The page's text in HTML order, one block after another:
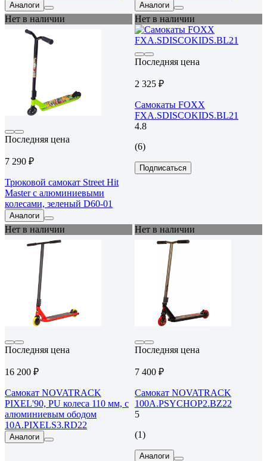
Аналоги Аналоги
Нет в наличии
Последняя цена
7 290 ₽
Трюковой самокат Street Hit
Master с алюминиевыми
колесами, зеленый D60-01
Аналоги
Нет в наличии
Последняя цена
2 325 ₽
Самокаты FOXX
FXA.SDISCOKIDS.BL21
4.8
(6)
Подписаться
Нет в наличии
Последняя цена
16 200 ₽
Самокат NOVATRACK
PIXEL'90, PU колеса 110 мм, с
алюминиевым ободом
10A.PIXELS3.RD22
Аналоги
Нет в наличии
Последняя цена
7 400 ₽
Самокат NOVATRACK
100A.PSYCHOP2.BZ22
5
(1)
Аналоги